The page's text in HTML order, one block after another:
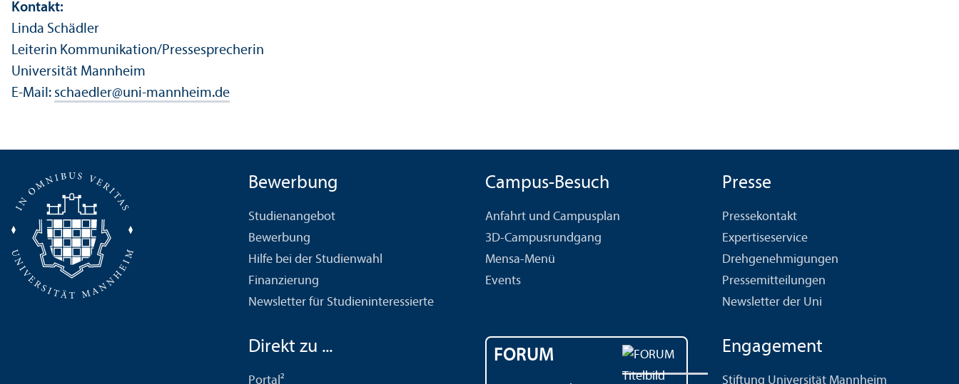
Kontakt:
Linda Schädler
Leiterin Kommunikation/Pressesprecherin
Universität Mannheim
E-Mail: schaedler@uni-mannheim.de
Bewerbung
Studien­angebot
Bewerbung
Hilfe bei der Studien­wahl
Finanzierung
Newsletter für Studien­interessierte
Campus-Besuch
Anfahrt und Campusplan
3D-Campusrundgang
Mensa-Menü
Events
Presse
Pressekontakt
Expertiseservice
Drehgenehmigungen
Pressemitteilungen
Newsletter der Uni
Direkt zu ...
Portal²
FORUM Engagement
Stiftung Universität Mannheim